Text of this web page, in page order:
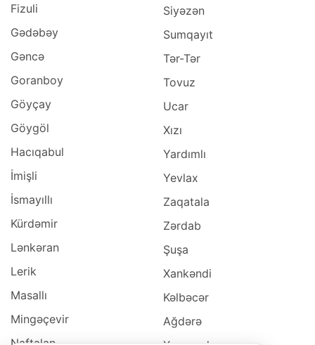
Fizuli
Gədəbəy
Gəncə
Goranboy
Göyçay
Göygöl
Hacıqabul
İmişli
İsmayıllı
Kürdəmir
Lənkəran
Lerik
Masallı
Mingəçevir
Siyəzən
Sumqayıt
Tər-Tər
Tovuz
Ucar
Xızı
Yardımlı
Yevlax
Zaqatala
Zərdab
Şuşa
Xankəndi
Kəlbəcər
Ağdərə